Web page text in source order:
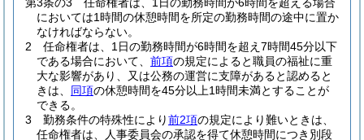
においては1時間の休憩時間を所定の勤務時間の途中に置か
なければならない。
2
任命権者は、1日の勤務時間が6時間を超え7時間45分以下
である場合において、 前項の規定によると職員の福祉に重
大な影響があり、又は公務の運営に支障があると認めると
きは、 同項の休憩時間を45分以上1時間未満とすることが
できる。
3
勤務条件の特殊性により前2項の規定により難いときは、
任命権者は、人事委員会の承認を得て休憩時間につき別段